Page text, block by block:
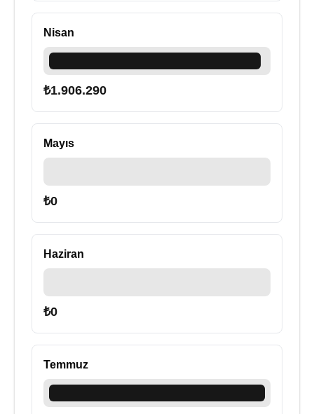
Nisan
₺1.906.290
Mayıs
₺0
Haziran
₺0
Temmuz